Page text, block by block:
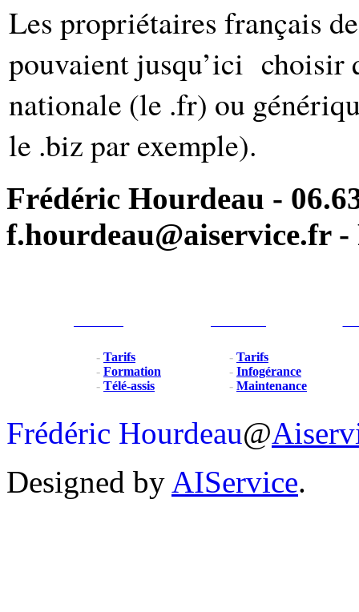
Les propriétaires français
pouvaient jusqu’ici choisir
nationale (le .fr) ou
le .biz par exemple).
Frédéric Hourdeau -
f.hourdeau@aiservice.fr -
- Tarifs
- Formation
- Télé-assis
- Tarifs
- Infogérance
- Maintenance
Frédéric Hourdeau@
Designed by AIService.